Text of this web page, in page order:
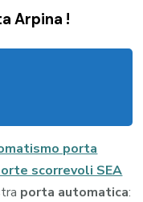
Arpina !
porta
scorrevoli SEA
porta automatica: